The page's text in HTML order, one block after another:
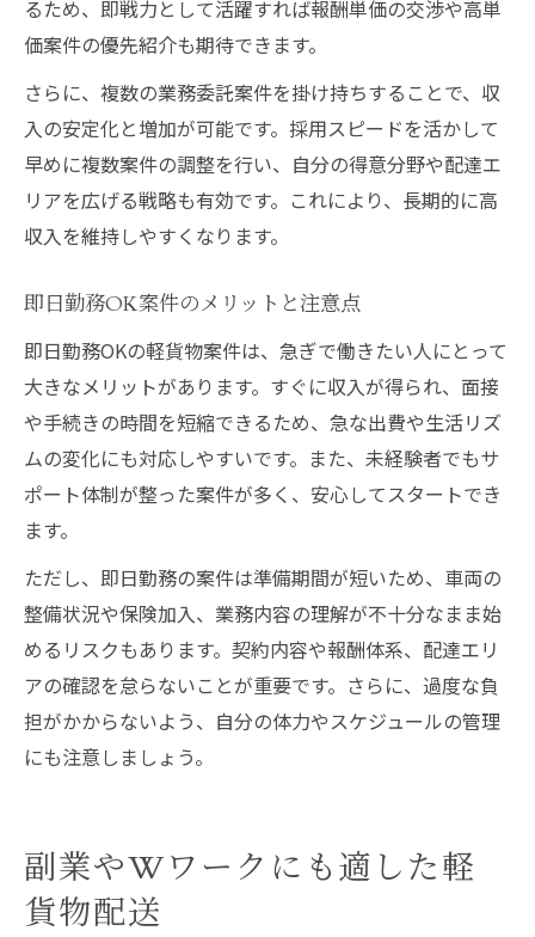
るため、即戦力として活躍すれば報酬単価の交渉や高単
価案件の優先紹介も期待できます。
さらに、複数の業務委託案件を掛け持ちすることで、収
入の安定化と増加が可能です。採用スピードを活かして
早めに複数案件の調整を行い、自分の得意分野や配達エ
リアを広げる戦略も有効です。これにより、長期的に高
収入を維持しやすくなります。
即日勤務OK案件のメリットと注意点
即日勤務OKの軽貨物案件は、急ぎで働きたい人にとって
大きなメリットがあります。すぐに収入が得られ、面接
や手続きの時間を短縮できるため、急な出費や生活リズ
ムの変化にも対応しやすいです。また、未経験者でもサ
ポート体制が整った案件が多く、安心してスタートでき
ます。
ただし、即日勤務の案件は準備期間が短いため、車両の
整備状況や保険加入、業務内容の理解が不十分なまま始
めるリスクもあります。契約内容や報酬体系、配達エリ
アの確認を怠らないことが重要です。さらに、過度な負
担がかからないよう、自分の体力やスケジュールの管理
にも注意しましょう。
副業やWワークにも適した軽
貨物配送